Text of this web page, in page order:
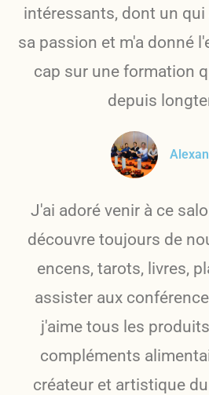
intéressants, dont un
sa passion et m'a donné
cap sur une formation
depuis
J'ai adoré venir à ce
découvre toujours de
encens, tarots, livres,
assister aux
j'aime tous les
compléments
créateur et artistique